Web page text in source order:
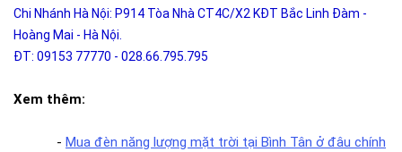
Chi Nhánh Hà Nội: P914 Tòa Nhà CT4C/X2 KĐT Bắc Linh Đàm -
Hoàng Mai - Hà Nội.
ĐT: 09153 77770 - 028.66.795.795
Xem thêm:
- Mua đèn năng lượng mặt trời tại Bình Tân ở đâu chính